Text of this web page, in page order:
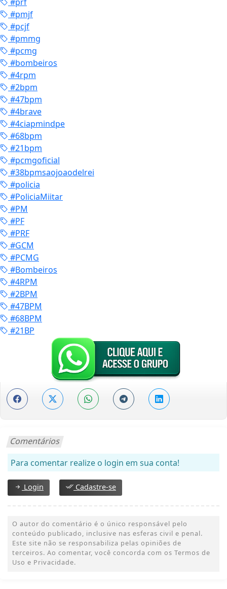
#pmjf
#pcjf
#pmmg
#pcmg
#bombeiros
#4rpm
#2bpm
#47bpm
#4brave
#4ciapmindpe
#68bpm
#21bpm
#pcmgoficial
#38bpmsaojoaodelrei
#policia
#PoliciaMiitar
#PM
#PF
#PRF
#GCM
#PCMG
#Bombeiros
#4RPM
#2BPM
#47BPM
#68BPM
#21BP
Comentários
Para comentar realize o login em sua conta!
Login Cadastre-se
O autor do comentário é o único responsável pelo
conteúdo publicado, inclusive nas esferas civil e penal.
Este site não se responsabiliza pelas opiniões de
terceiros. Ao comentar, você concorda com os Termos de
Uso e Privacidade.